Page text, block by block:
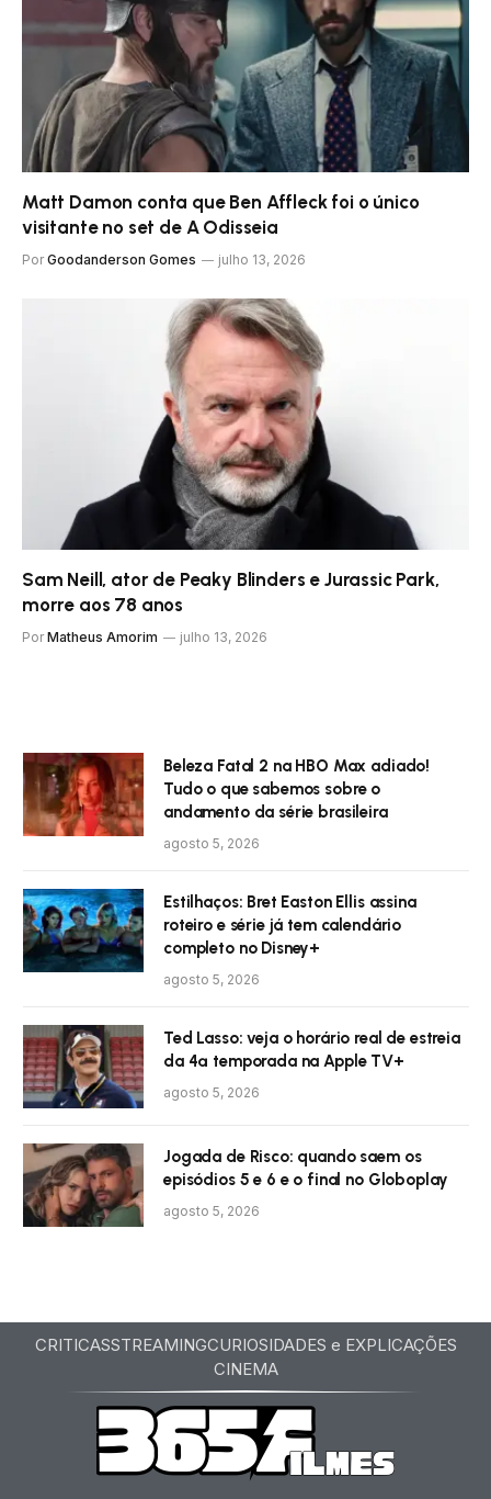
Matt Damon conta que Ben Affleck foi o único
visitante no set de A Odisseia
Por Goodanderson Gomes julho 13, 2026
Sam Neill, ator de Peaky Blinders e Jurassic Park,
morre aos 78 anos
Por Matheus Amorim julho 13, 2026
Beleza Fatal 2 na HBO Max adiado!
Tudo o que sabemos sobre o
andamento da série brasileira
agosto 5, 2026
Estilhaços: Bret Easton Ellis assina
roteiro e série já tem calendário
completo no Disney+
agosto 5, 2026
Ted Lasso: veja o horário real de estreia
da 4ª temporada na Apple TV+
agosto 5, 2026
Jogada de Risco: quando saem os
episódios 5 e 6 e o final no Globoplay
agosto 5, 2026
CRITICASSTREAMINGCURIOSIDADES e EXPLICAÇÕES
CINEMA